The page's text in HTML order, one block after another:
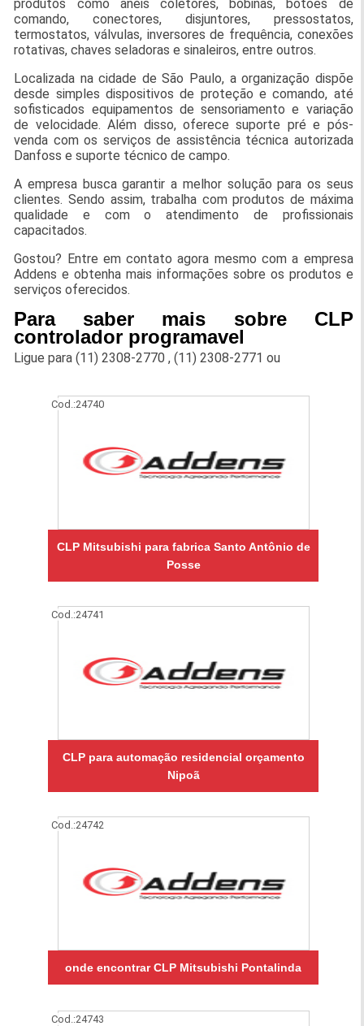
produtos como anéis coletores, bobinas, botões de
comando, conectores, disjuntores, pressostatos,
termostatos, válvulas, inversores de frequência, conexões
rotativas, chaves seladoras e sinaleiros, entre outros.
Localizada na cidade de São Paulo, a organização dispõe
desde simples dispositivos de proteção e comando, até
sofisticados equipamentos de sensoriamento e variação
de velocidade. Além disso, oferece suporte pré e pós-
venda com os serviços de assistência técnica autorizada
Danfoss e suporte técnico de campo.
A empresa busca garantir a melhor solução para os seus
clientes. Sendo assim, trabalha com produtos de máxima
qualidade e com o atendimento de profissionais
capacitados.
Gostou? Entre em contato agora mesmo com a empresa
Addens e obtenha mais informações sobre os produtos e
serviços oferecidos.
Para saber mais sobre CLP
controlador programavel
Ligue para(11) 2308-2770 ,(11) 2308-2771 ou
Cod.:24740
CLP Mitsubishi para fabrica Santo Antônio de
Posse
Cod.:24741
CLP para automação residencial orçamento
Nipoã
Cod.:24742
onde encontrar CLP Mitsubishi Pontalinda
Cod.:24743